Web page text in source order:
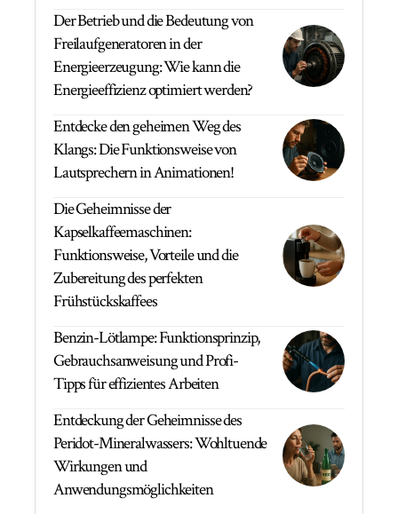
Der Betrieb und die Bedeutung von
Freilaufgeneratoren in der
Energieerzeugung: Wie kann die
Energieeffizienz optimiert werden?
Entdecke den geheimen Weg des
Klangs: Die Funktionsweise von
Lautsprechern in Animationen!
Die Geheimnisse der
Kapselkaffeemaschinen:
Funktionsweise, Vorteile und die
Zubereitung des perfekten
Frühstückskaffees
Benzin-Lötlampe: Funktionsprinzip,
Gebrauchsanweisung und Profi-
Tipps für effizientes Arbeiten
Entdeckung der Geheimnisse des
Peridot-Mineralwassers: Wohltuende
Wirkungen und
Anwendungsmöglichkeiten